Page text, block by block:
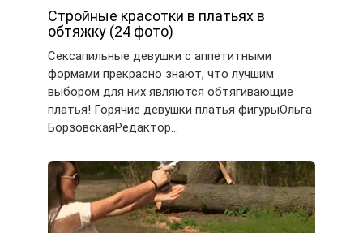
Стройные красотки в платьях в
обтяжку (24 фото)
Сексапильные девушки с аппетитными
формами прекрасно знают, что лучшим
выбором для них являются обтягивающие
платья! Горячие девушки платья фигурыОльга
БорзовскаяРедактор…